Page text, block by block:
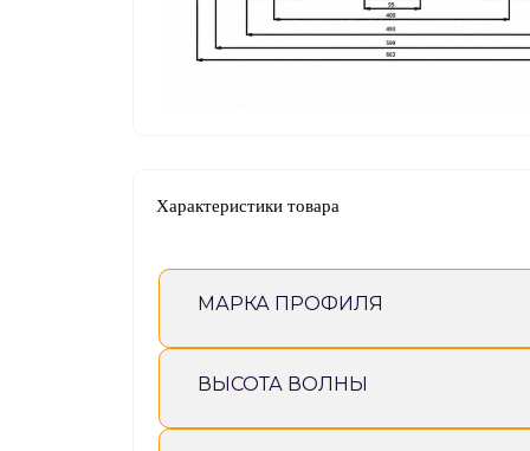
Характеристики товара
МАРКА ПРОФИЛЯ
ВЫСОТА ВОЛНЫ